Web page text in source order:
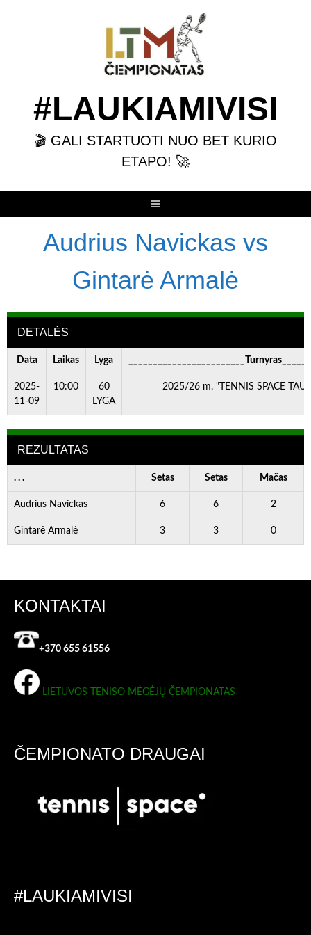
#LAUKIAMIVISI
🎬 GALI STARTUOTI NUO BET KURIO
ETAPO! 🚀
Audrius Navickas vs
Gintarė Armalė
DETALĖS
Data Laikas Lyga
2025-
11-09
10:00
60
LYGA
2025/26 m. "TENNIS SPACE
REZULTATAS
. . . Setas Setas Mačas
Audrius Navickas 6 6 2
Gintarė Armalė 3 3 0
KONTAKTAI
+370 655 61556
LIETUVOS TENISO MĖGĖJŲ ČEMPIONATAS
ČEMPIONATO DRAUGAI
#LAUKIAMIVISI